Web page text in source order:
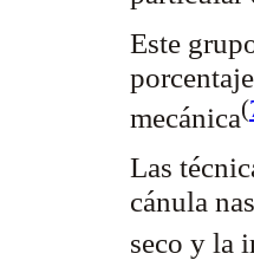
Este
mecánica(
Las
cánula
seco y la